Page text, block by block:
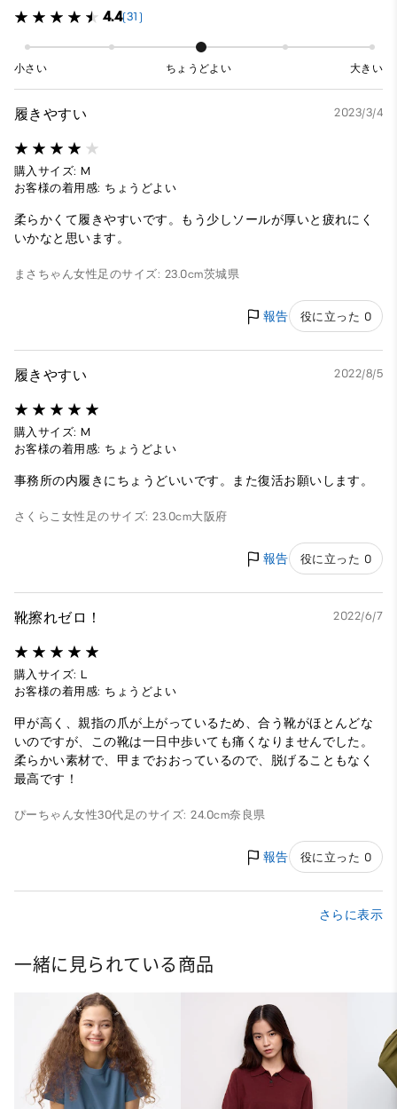
4.4(31)
小さい ちょうどよい 大きい
履きやすい 2023/3/4
購入サイズ: M
お客様の着用感: ちょうどよい
柔らかくて履きやすいです。もう少しソールが厚いと疲れにく
いかなと思います。
まさちゃん女性足のサイズ: 23.0cm茨城県
報告 役に立った 0
履きやすい 2022/8/5
購入サイズ: M
お客様の着用感: ちょうどよい
事務所の内履きにちょうどいいです。また復活お願いします。
さくらこ 女性 足のサイズ: 23.0cm大阪府
報告 役に立った 0
靴擦れゼロ！ 2022/6/7
購入サイズ: L
お客様の着用感: ちょうどよい
甲が高く、親指の爪が上がっているため、合う靴がほとんどな
いのですが、この靴は一日中歩いても痛くなりませんでした。
柔らかい素材で、甲までおおっているので、脱げることもなく
最高です！
ぴーちゃん女性30代足のサイズ: 24.0cm奈良県
報告 役に立った 0
さらに表示
一緒に見られている商品